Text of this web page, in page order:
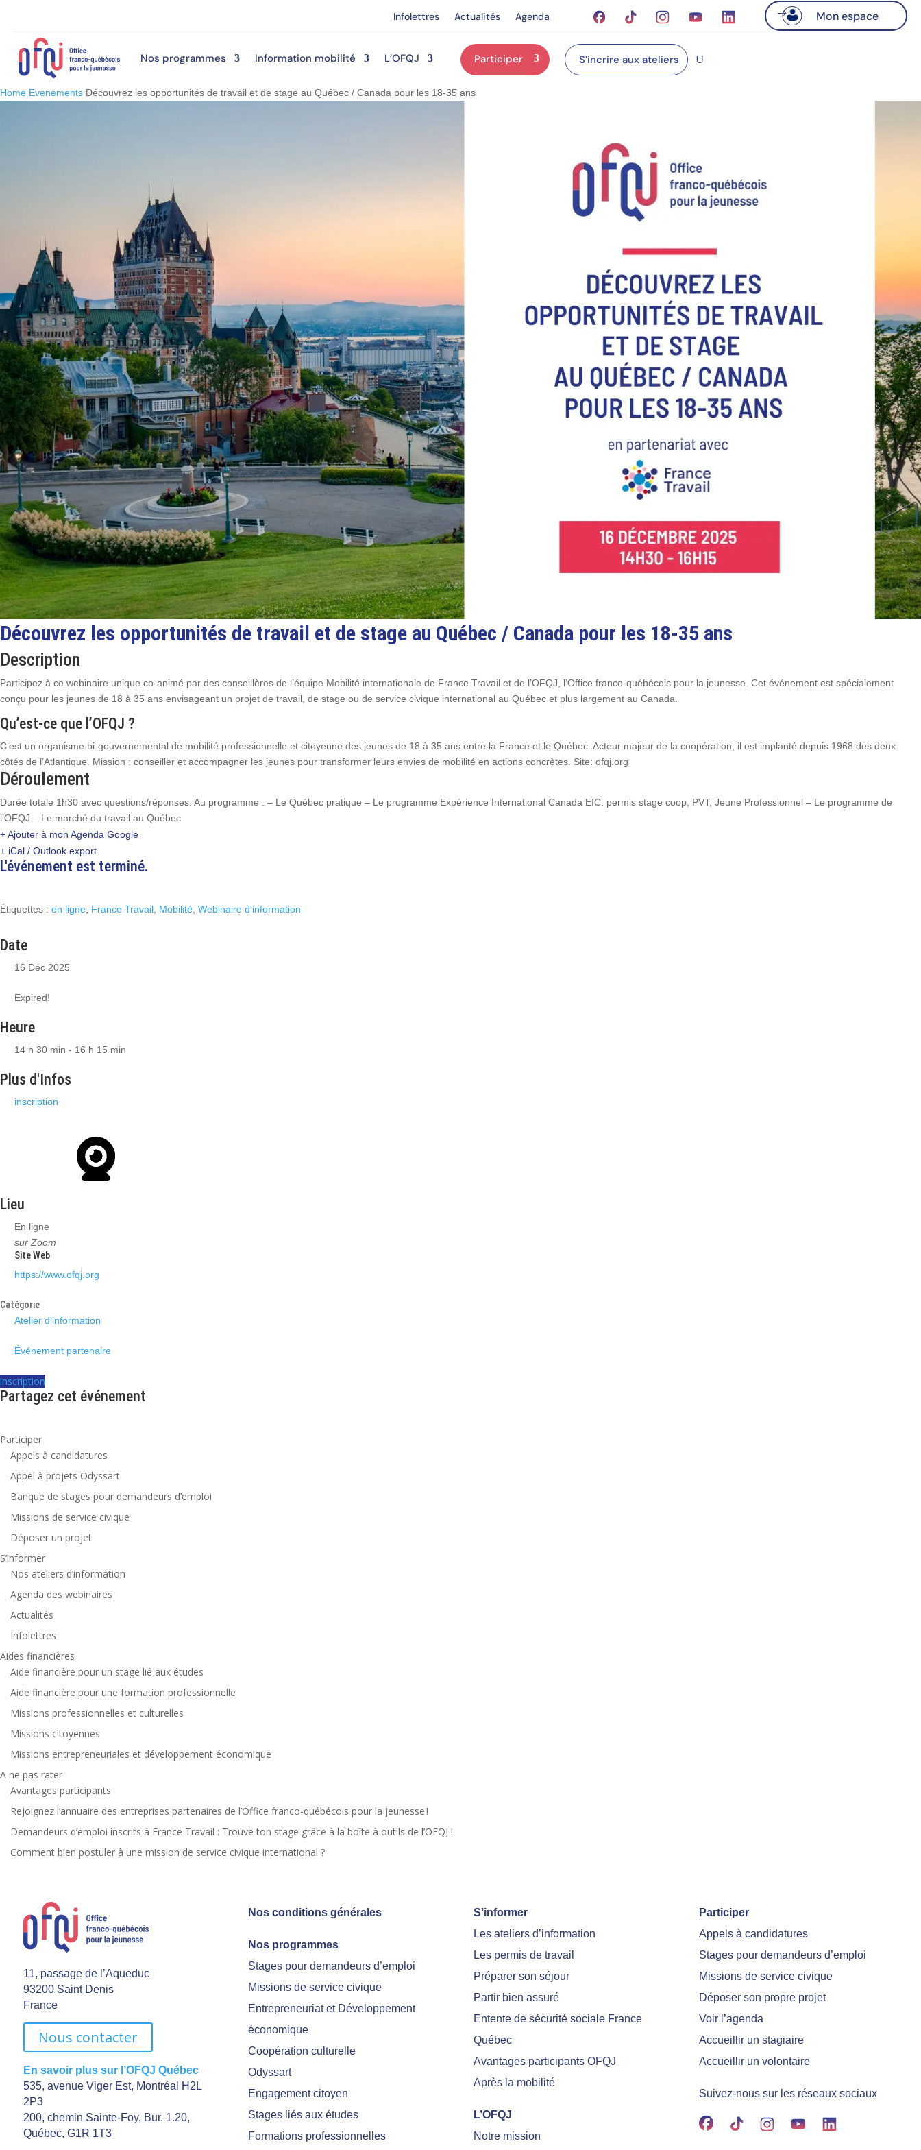
Infolettres Actualités Agenda Mon espace
Nos programmes Information mobilité L’OFQJ Participer S’incrire aux ateliers
Home Evenements Découvrez les opportunités de travail et de stage au Québec / Canada pour les 18-35 ans
Découvrez les opportunités de travail et de stage au Québec / Canada pour les 18-35 ans
Description
Participez à ce webinaire unique co-animé par des conseillères de l’équipe Mobilité internationale de France Travail et de l’OFQJ, l’Office franco-québécois pour la jeunesse. Cet événement est spécialement
conçu pour les jeunes de 18 à 35 ans envisageant un projet de travail, de stage ou de service civique international au Québec et plus largement au Canada.
Qu’est-ce que l’OFQJ ?
C’est un organisme bi-gouvernemental de mobilité professionnelle et citoyenne des jeunes de 18 à 35 ans entre la France et le Québec. Acteur majeur de la coopération, il est implanté depuis 1968 des deux
côtés de l’Atlantique. Mission : conseiller et accompagner les jeunes pour transformer leurs envies de mobilité en actions concrètes. Site: ofqj.org
Déroulement
Durée totale 1h30 avec questions/réponses. Au programme : – Le Québec pratique – Le programme Expérience International Canada EIC: permis stage coop, PVT, Jeune Professionnel – Le programme de
l’OFQJ – Le marché du travail au Québec
+ Ajouter à mon Agenda Google
+ iCal / Outlook export
L'événement est terminé.
Étiquettes : en ligne France Travail Mobilité Webinaire d'information
Date
16 Déc 2025
Expired!
Heure
14 h 30 min - 16 h 15 min
Plus d'Infos
inscription
Lieu
En ligne
sur Zoom
Site Web
https://www.ofqj.org
Catégorie
Atelier d'information
Événement partenaire
inscription
Partagez cet événement
Participer
Appels à candidatures
Appel à projets Odyssart
Banque de stages pour demandeurs d’emploi
Missions de service civique
Déposer un projet
S’informer
Nos ateliers d’information
Agenda des webinaires
Actualités
Infolettres
Aides financières
Aide financière pour un stage lié aux études
Aide financière pour une formation professionnelle
Missions professionnelles et culturelles
Missions citoyennes
Missions entrepreneuriales et développement économique
A ne pas rater
Avantages participants
Rejoignez l’annuaire des entreprises partenaires de l’Office franco-québécois pour la jeunesse !
Demandeurs d’emploi inscrits à France Travail : Trouve ton stage grâce à la boîte à outils de l’OFQJ !
Comment bien postuler à une mission de service civique international ?
11, passage de l’Aqueduc
93200 Saint Denis
France
Nous contacter
En savoir plus sur l’OFQJ Québec
535, avenue Viger Est, Montréal H2L
2P3
200, chemin Sainte-Foy, Bur. 1.20,
Québec, G1R 1T3
Nos conditions générales
Nos programmes
Stages pour demandeurs d’emploi
Missions de service civique
Entrepreneuriat et Développement
économique
Coopération culturelle
Odyssart
Engagement citoyen
Stages liés aux études
Formations professionnelles
S’informer
Les ateliers d’information
Les permis de travail
Préparer son séjour
Partir bien assuré
Entente de sécurité sociale France
Québec
Avantages participants OFQJ
Après la mobilité
L’OFQJ
Notre mission
Participer
Appels à candidatures
Stages pour demandeurs d’emploi
Missions de service civique
Déposer son propre projet
Voir l’agenda
Accueillir un stagiaire
Accueillir un volontaire
Suivez-nous sur les réseaux sociaux